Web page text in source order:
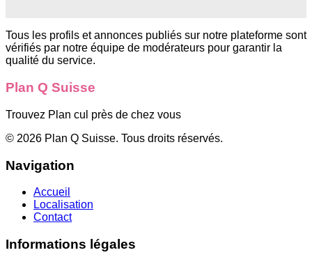
Tous les profils et annonces publiés sur notre plateforme sont
vérifiés par notre équipe de modérateurs pour garantir la
qualité du service.
Plan Q Suisse
Trouvez Plan cul près de chez vous
© 2026 Plan Q Suisse. Tous droits réservés.
Navigation
Accueil
Localisation
Contact
Informations légales